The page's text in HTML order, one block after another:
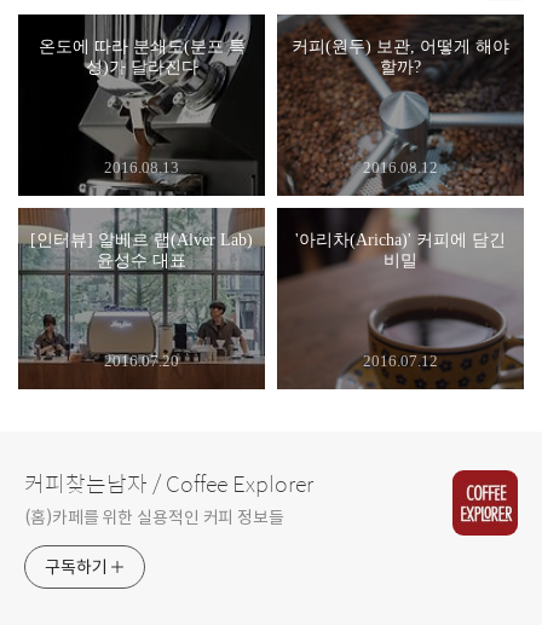
온도에 따라 분쇄도(분포 특
성)가 달라진다
2016.08.13
커피(원두) 보관, 어떻게 해야
할까?
2016.08.12
[인터뷰] 알베르 랩(Alver Lab)
윤성수 대표
2016.07.20
'아리차(Aricha)' 커피에 담긴
비밀
2016.07.12
커피찾는남자 / Coffee Explorer
(홈)카페를 위한 실용적인 커피 정보들
구독하기